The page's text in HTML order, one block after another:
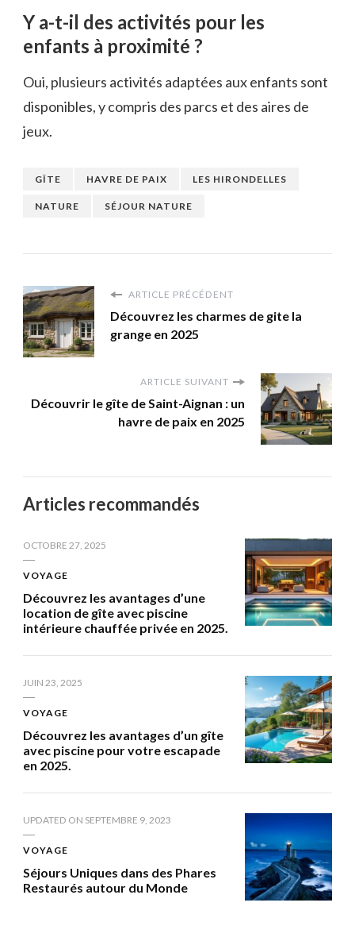
Y a-t-il des activités pour les
enfants à proximité ?
Oui, plusieurs activités adaptées aux enfants sont
disponibles, y compris des parcs et des aires de
jeux.
GÎTE HAVRE DE PAIX LES HIRONDELLES
NATURE SÉJOUR NATURE
ARTICLE PRÉCÉDENT
Découvrez les charmes de gite la
grange en 2025
ARTICLE SUIVANT
Découvrir le gîte de Saint-Aignan : un
havre de paix en 2025
Articles recommandés
OCTOBRE 27, 2025
VOYAGE
Découvrez les avantages d’une
location de gîte avec piscine
intérieure chauffée privée en 2025.
JUIN 23, 2025
VOYAGE
Découvrez les avantages d’un gîte
avec piscine pour votre escapade
en 2025.
UPDATED ON SEPTEMBRE 9, 2023
VOYAGE
Séjours Uniques dans des Phares
Restaurés autour du Monde